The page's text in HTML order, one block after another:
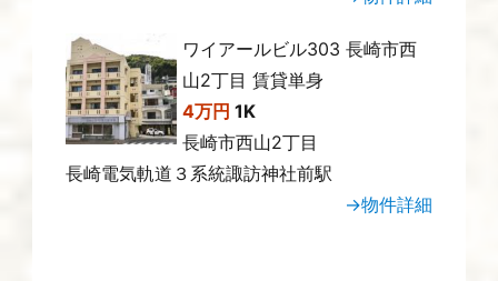
ワイアールビル303 長崎市西
山2丁目 賃貸単身
4万円 1K
長崎市西山2丁目
長崎電気軌道３系統諏訪神社前駅
→物件詳細